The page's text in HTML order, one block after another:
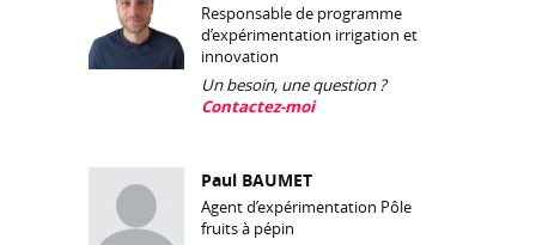
Responsable de programme
d’expérimentation irrigation et
innovation
Un besoin, une question ?
Contactez-moi
Paul BAUMET
Agent d’expérimentation Pôle
fruits à pépin